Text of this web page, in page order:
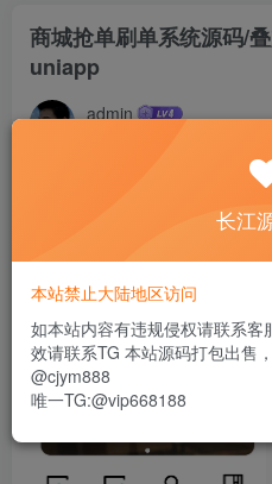
商城抢单刷单系统源码/
uniapp
admin
前端uniapp开发带纯源码，后
系统正常使用带分组杀，前端
长江
本站禁止大陆地区访问
如本站内容有违规侵权请联系
效请联系TG 本站源码打包出售
@cjym888
唯一TG:@vip668188